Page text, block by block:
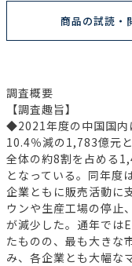
商品の試読・
調査概要
【調査趣旨】
◆2021年度の中国国内
10.4％減の1,783億元
全体の約8割を占める
となっている。同年度
企業ともに販売活動に
ウンや生産工場の停止
が減少した。通年では
たものの、最も大きな
み、各企業とも大幅な